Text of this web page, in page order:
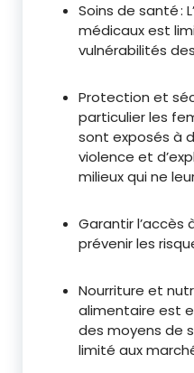
Soins de santé :
médicaux est
vulnérabilités
Protection et
particulier les
sont exposés à
violence et
milieux qui ne
Garantir l’accès
prévenir les
Nourriture et
alimentaire est
des moyens de
limité aux